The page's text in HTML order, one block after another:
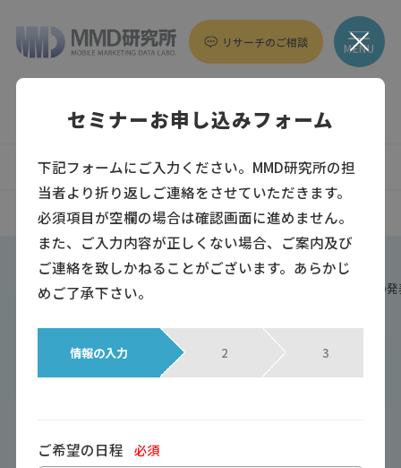
リサーチのご相談 MENU
調査データ コラム インタビュー
セミナー プレスリリース すべて
トップページ
セミナー
【MMD研究所セミナー】12/15(火) 2015年スマホユーザー動向調査の
セミナー 2015年12月1日
【MMD研究所セミナー】12/15(火)
発表会 年末特別セミナー
セミナーお申し込みフォーム
下記フォームにご入力ください。MMD研究所の担
当者より折り返しご連絡をさせていただきます。
必須項目が空欄の場合は確認画面に進めません。
また、ご入力内容が正しくない場合、ご案内及び
ご連絡を致しかねることがございます。あらかじ
めご了承下さい。
情報の入力 2 3
ご希望の日程 必須